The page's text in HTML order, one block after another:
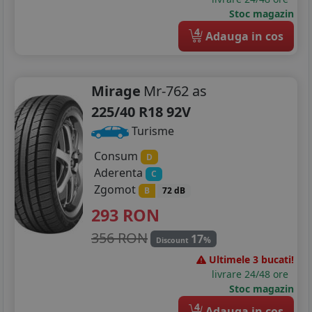
Stoc magazin
4 Adauga in cos
Mirage Mr-762 as
225/40 R18 92V
Turisme
Consum
D
Aderenta C
Zgomot B 72 dB
293 RON
356 RON Discount 17%
Ultimele 3 bucati!
livrare 24/48 ore
Stoc magazin
4